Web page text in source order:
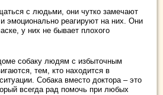
с людьми, они чутко замечают
эмоционально реагируют на них. Они
у них не бывает плохого
собаку людям с избыточным
тем, кто находится в
Собака вместо доктора – это
всегда рад помочь при любых